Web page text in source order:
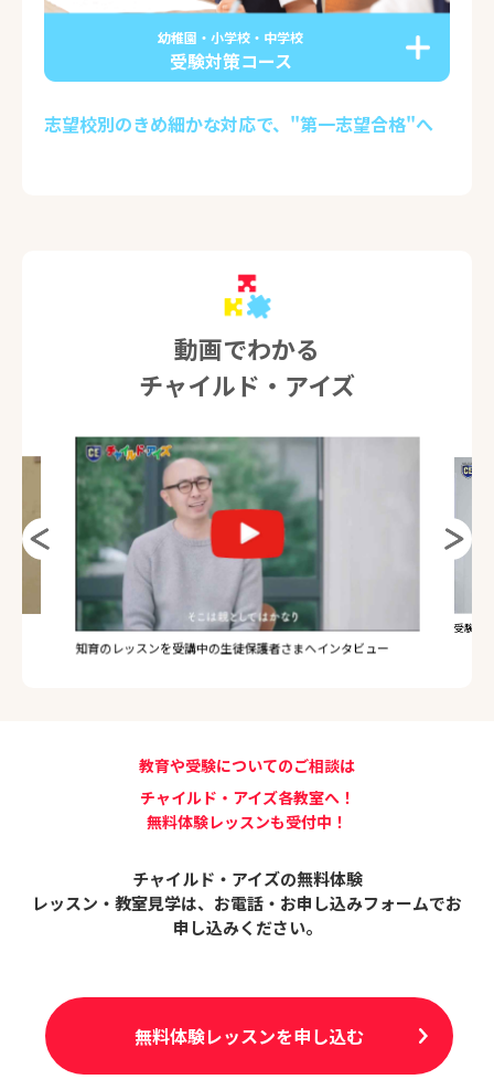
幼稚園・小学校・中学校
受験対策コース
志望校別のきめ細かな対応で、"第一志望合格"へ
動画でわかる
チャイルド・アイズ
知育のレッスンを受講中の生徒保護者さまへインタビュー
受験の
教育や受験についてのご相談は
チャイルド・アイズ各教室へ！
無料体験レッスンも受付中！
チャイルド・アイズの無料体験
レッスン・教室見学は、 お電話・お申し込みフォームでお
申し込みください。
無料体験レッスンを申し込む